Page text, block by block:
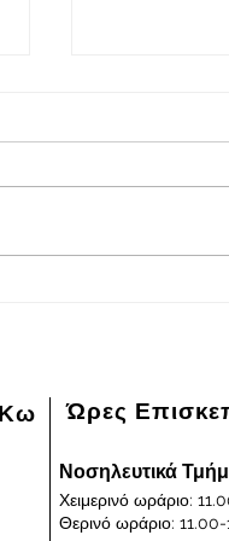
Πρόγραμμα
08/08/2026
Κω Ώρες
Νοσηλευτικά
Χειμερινό ωράριο:
Θερινό ωράριο: